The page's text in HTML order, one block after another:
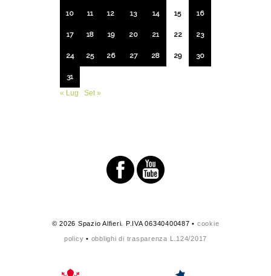
10 11 12 13 14 15 16
17 18 19 20 21 22 23
24 25 26 27 28 29 30
31
« Lug
Set »
© 2026 Spazio Alfieri. P.IVA 06340400487 • cookie
policy • obblighi di trasparenza L.124/2017